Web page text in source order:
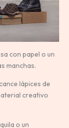
con papel o un
manchas.
lápices de
creativo
o un